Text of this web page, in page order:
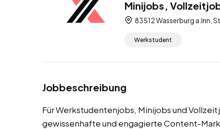
Minijobs,
83512 Wasserburg a.Inn,
Werkstudent
Jobbeschreibung
Für Werkstudentenjobs, Minijobs und
gewissenhafte und engagierte Content-